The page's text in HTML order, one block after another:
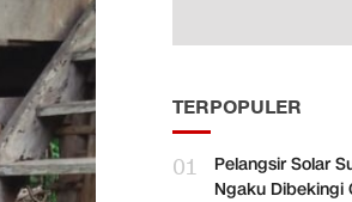
TERPOPULER
01
Pelangsir Solar
Ngaku Dibekingi